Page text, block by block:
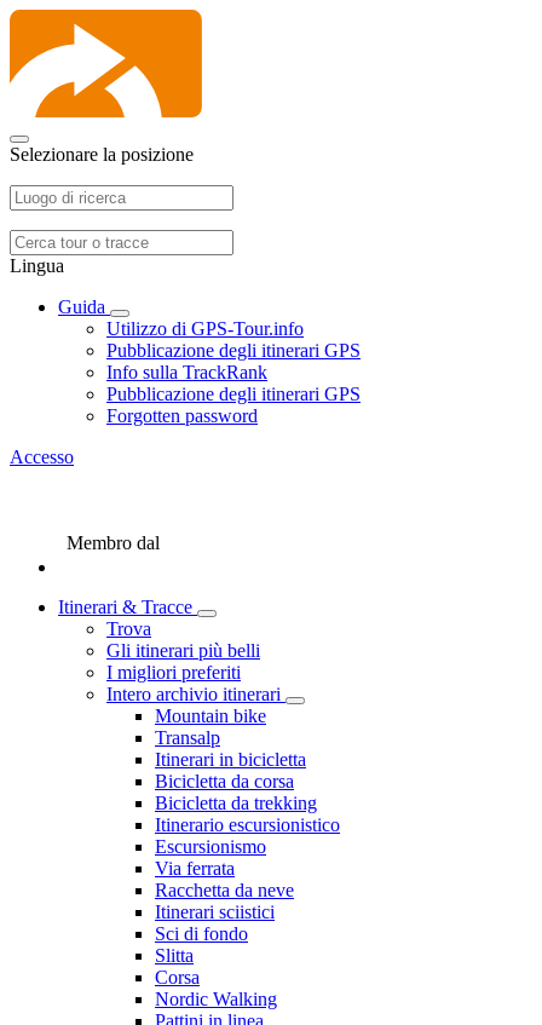
Selezionare la posizione
Lingua
Guida
Utilizzo di GPS-Tour.info
Pubblicazione degli itinerari GPS
Info sulla TrackRank
Pubblicazione degli itinerari GPS
Forgotten password
Accesso
Membro dal
Itinerari & Tracce
Trova
Gli itinerari più belli
I migliori preferiti
Intero archivio itinerari
Mountain bike
Transalp
Itinerari in bicicletta
Bicicletta da corsa
Bicicletta da trekking
Itinerario escursionistico
Escursionismo
Via ferrata
Racchetta da neve
Itinerari sciistici
Sci di fondo
Slitta
Corsa
Nordic Walking
Pattini in linea